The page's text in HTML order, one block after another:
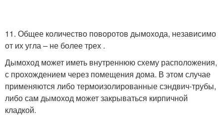
11. Общее количество поворотов дымохода, независимо
от их угла – не более трех .
Дымоход может иметь внутреннюю схему расположения,
с прохождением через помещения дома. В этом случае
применяются либо термоизолированные сэндвич-трубы,
либо сам дымоход может закрываться кирпичной
кладкой.